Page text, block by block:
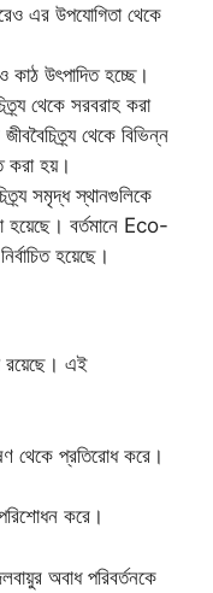
এর উপযোগিতা থেকে
কাঠ উৎপাদিত হচ্ছে।
থেকে সরবরাহ করা
থেকে বিভিন্ন
করা হয়।
সমৃদ্ধ স্থানগুলিকে
হয়েছে। বর্তমানে Eco-
হয়েছে।
রয়েছে। এই
থেকে প্রতিরোধ করে।
করে।
অবাধ পরিবর্তনকে